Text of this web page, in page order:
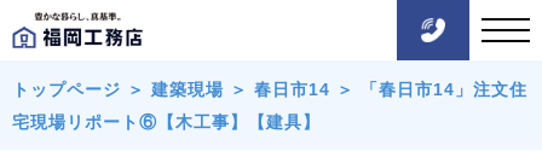
トップページ ＞ 建築現場 ＞ 春日市14 ＞
「春日市14」注文住
宅現場リポート⑥【木工事】【建具】